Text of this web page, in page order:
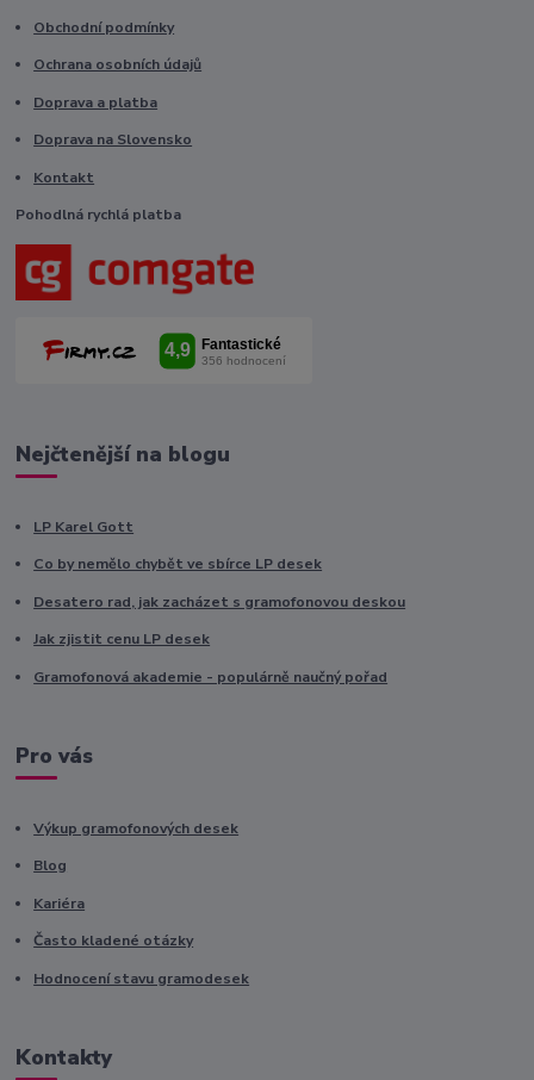
Obchodní podmínky
Ochrana osobních údajů
Doprava a platba
Doprava na Slovensko
Kontakt
Pohodlná rychlá platba
Nejčtenější na blogu
LP Karel Gott
Co by nemělo chybět ve sbírce LP desek
Desatero rad, jak zacházet s gramofonovou deskou
Jak zjistit cenu LP desek
Gramofonová akademie - populárně naučný pořad
Pro vás
Výkup gramofonových desek
Blog
Kariéra
Často kladené otázky
Hodnocení stavu gramodesek
Kontakty